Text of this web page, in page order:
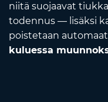
niitä suojaavat
todennus — lisäksi
poistetaan
kuluessa